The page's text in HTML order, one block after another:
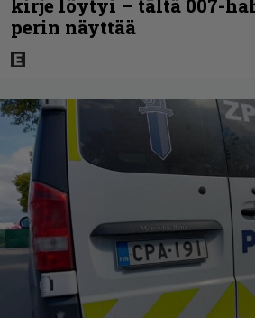
kirje löytyi – tältä 007-
perin näyttää